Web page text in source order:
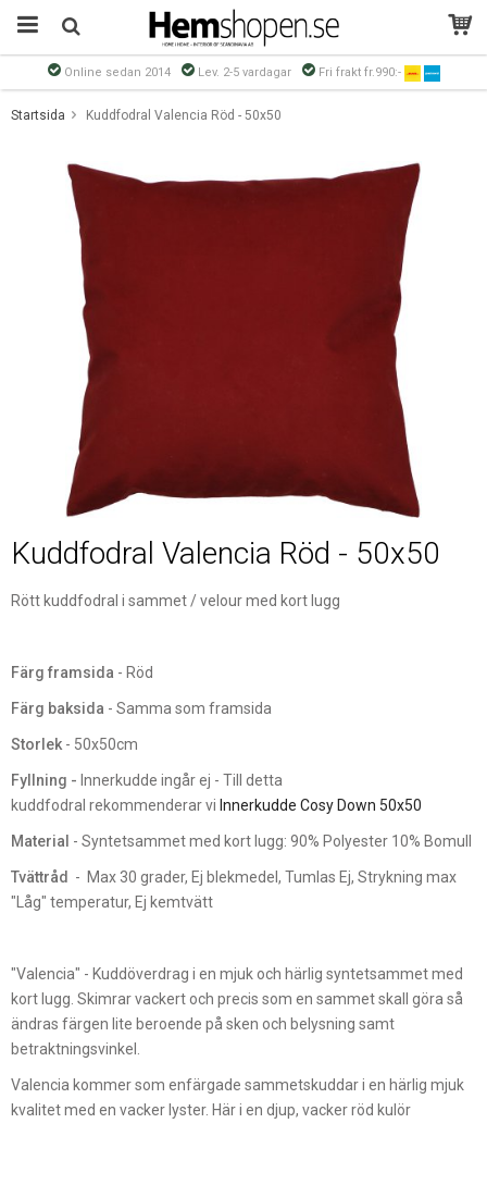
Online sedan 2014 Lev. 2-5 vardagar Fri frakt fr.990:-
Startsida Kuddfodral Valencia Röd - 50x50
Kuddfodral Valencia Röd - 50x50
Rött kuddfodral i sammet / velour med kort lugg
Färg framsida - Röd
Färg baksida - Samma som framsida
Storlek - 50x50cm
Fyllning - Innerkudde ingår ej - Till detta
kuddfodral rekommenderar vi Innerkudde Cosy Down 50x50
Material - Syntetsammet med kort lugg: 90% Polyester 10% Bomull
Tvättråd - Max 30 grader, Ej blekmedel, Tumlas Ej, Strykning max
"Låg" temperatur, Ej kemtvätt
"Valencia" - Kuddöverdrag i en mjuk och härlig syntetsammet med
kort lugg. Skimrar vackert och precis som en sammet skall göra så
ändras färgen lite beroende på sken och belysning samt
betraktningsvinkel.
Valencia kommer som enfärgade sammetskuddar i en härlig mjuk
kvalitet med en vacker lyster. Här i en djup, vacker röd kulör